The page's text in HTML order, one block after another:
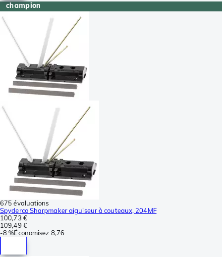
champion
675 évaluations
Spyderco Sharpmaker aiguiseur à couteaux, 204MF
100,73 €
109,49 €
-8 %Économisez 8,76